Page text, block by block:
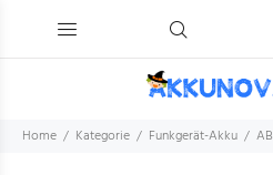
Home Kategorie Funkgerät-Akku